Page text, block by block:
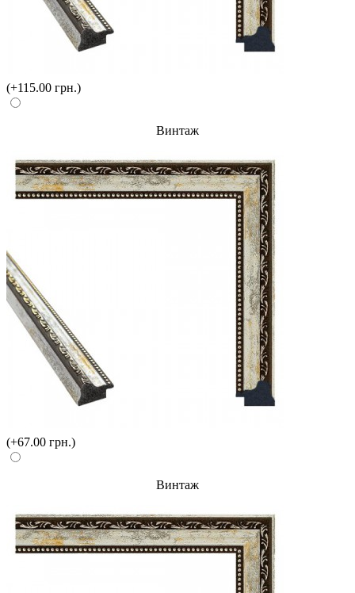
(+115.00 грн.)
Винтаж
(+67.00 грн.)
Винтаж